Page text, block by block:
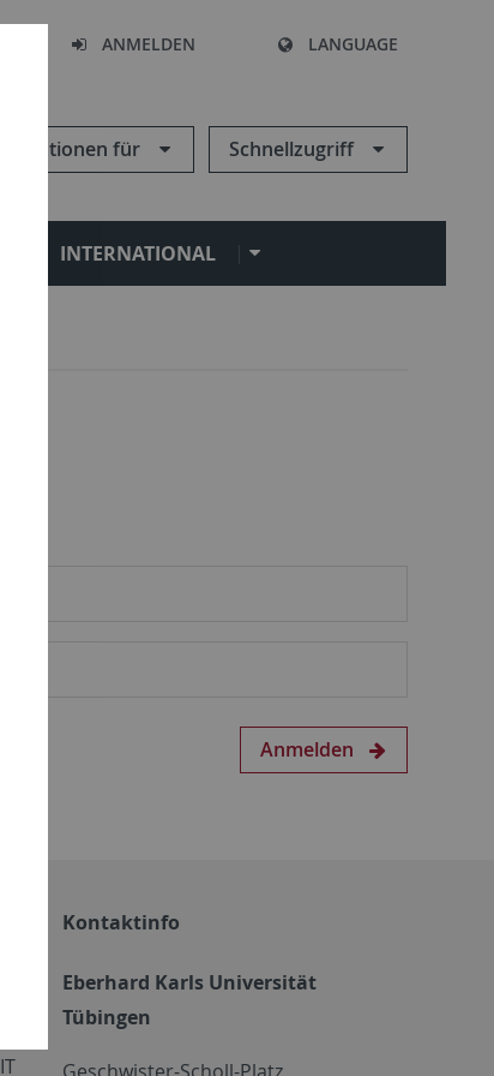
ANMELDEN LANGUAGE
für Schnellzugriff
INTERNATIONAL
Anmelden
Kontaktinfo
Eberhard Karls Universität
Tübingen